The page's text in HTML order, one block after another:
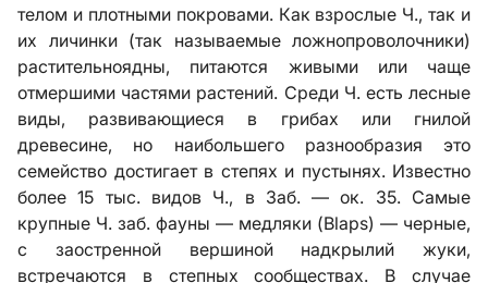
телом и плотными покровами. Как взрослые Ч., так и
их личинки (так называемые ложнопроволочники)
растительноядны, питаются живыми или чаще
отмершими частями растений. Среди Ч. есть лесные
виды, развивающиеся в грибах или гнилой
древесине, но наибольшего разнообразия это
семейство достигает в степях и пустынях. Известно
более 15 тыс. видов Ч., в Заб. — ок. 35. Самые
крупные Ч. заб. фауны — медляки (Blaps) — черные,
с заостренной вершиной надкрылий жуки,
встречаются в степных сообществах. В случае